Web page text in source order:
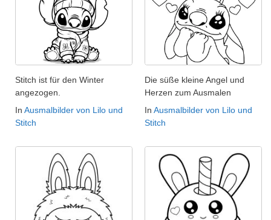
Stitch ist für den Winter
angezogen.
In Ausmalbilder von Lilo und
Stitch
Die süße kleine Angel und
Herzen zum Ausmalen
In Ausmalbilder von Lilo und
Stitch